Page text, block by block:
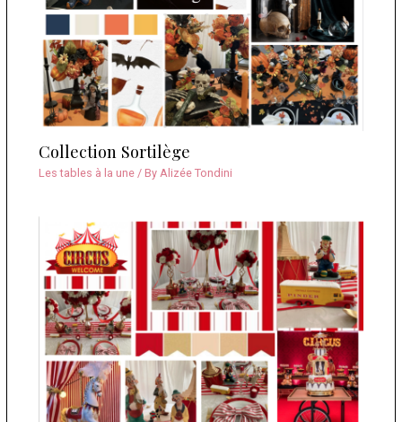
Collection Sortilège
Les tables à la une/ By Alizée Tondini